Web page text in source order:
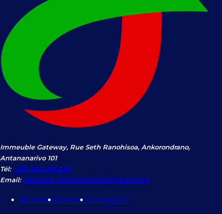
Immeuble Gateway, Rue Seth Ranohisoa, Ankorondrano,
Antananarivo 101
Tél: +261 32 12 03 232
Email: afgmada_relationclient@afgbank.mg
facebook linkedininstagram